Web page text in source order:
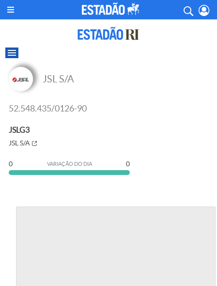
JSL S/A
52.548.435/0126-90
JSLG3
JSL S/A
0 VARIAÇÃO DO DIA 0